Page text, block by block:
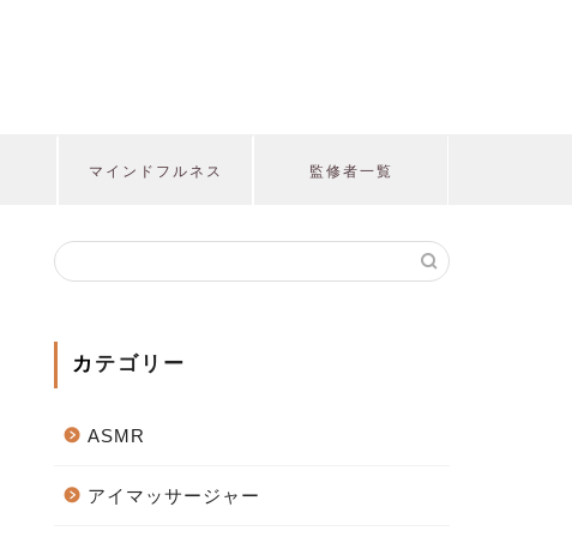
マインドフルネス 監修者一覧
カテゴリー
ASMR
アイマッサージャー